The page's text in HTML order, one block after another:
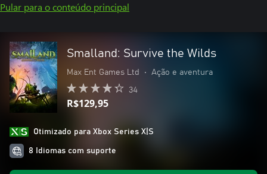
Pular para o conteúdo principal
Smalland: Survive the Wilds
Max Ent Games Ltd • Ação e aventura
34
R$129,95
Otimizado para Xbox Series X|S
8 Idiomas com suporte